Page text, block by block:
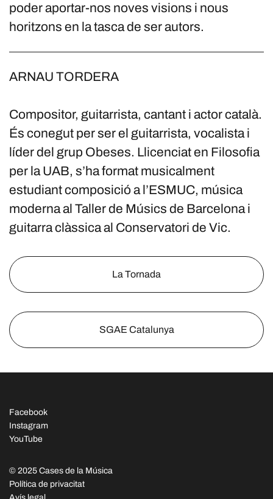
poder aportar-nos noves visions i nous
horitzons en la tasca de ser autors.
ARNAU TORDERA
Compositor, guitarrista, cantant i actor català.
És conegut per ser el guitarrista, vocalista i
líder del grup Obeses. Llicenciat en Filosofia
per la UAB, s’ha format musicalment
estudiant composició a l’ESMUC, música
moderna al Taller de Músics de Barcelona i
guitarra clàssica al Conservatori de Vic.
La Tornada
SGAE Catalunya
Facebook
Instagram
YouTube
© 2025 Cases de la Música
Política de privacitat